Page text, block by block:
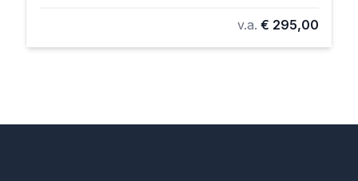
v.a. € 295,00